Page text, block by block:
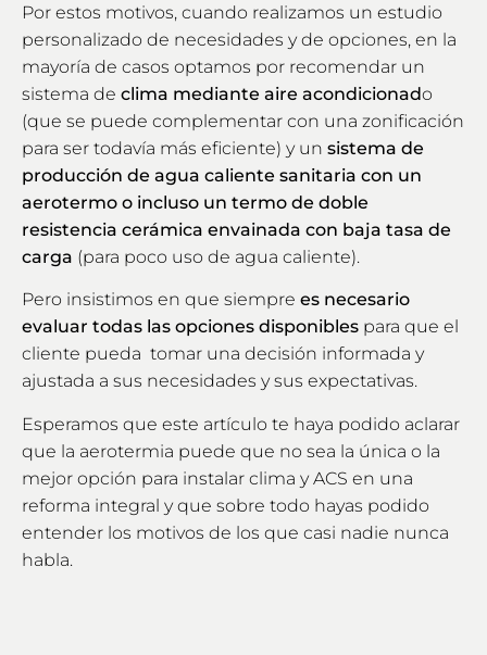
Por estos motivos, cuando realizamos un estudio
personalizado de necesidades y de opciones, en la
mayoría de casos optamos por recomendar un
sistema de clima mediante aire acondicionado
(que se puede complementar con una zonificación
para ser todavía más eficiente) y un sistema de
producción de agua caliente sanitaria con un
aerotermo o incluso un termo de doble
resistencia cerámica envainada con baja tasa de
carga (para poco uso de agua caliente).
Pero insistimos en que siempre es necesario
evaluar todas las opciones disponibles para que el
cliente pueda tomar una decisión informada y
ajustada a sus necesidades y sus expectativas.
Esperamos que este artículo te haya podido aclarar
que la aerotermia puede que no sea la única o la
mejor opción para instalar clima y ACS en una
reforma integral y que sobre todo hayas podido
entender los motivos de los que casi nadie nunca
habla.